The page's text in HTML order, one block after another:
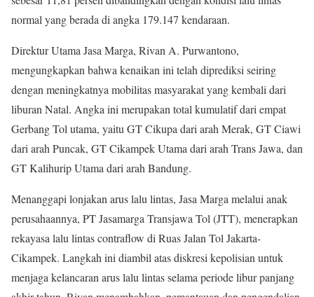
normal yang berada di angka 179.147 kendaraan.
Direktur Utama Jasa Marga, Rivan A. Purwantono,
mengungkapkan bahwa kenaikan ini telah diprediksi seiring
dengan meningkatnya mobilitas masyarakat yang kembali dari
liburan Natal. Angka ini merupakan total kumulatif dari empat
Gerbang Tol utama, yaitu GT Cikupa dari arah Merak, GT Ciawi
dari arah Puncak, GT Cikampek Utama dari arah Trans Jawa, dan
GT Kalihurip Utama dari arah Bandung.
Menanggapi lonjakan arus lalu lintas, Jasa Marga melalui anak
perusahaannya, PT Jasamarga Transjawa Tol (JTT), menerapkan
rekayasa lalu lintas contraflow di Ruas Jalan Tol Jakarta-
Cikampek. Langkah ini diambil atas diskresi kepolisian untuk
menjaga kelancaran arus lalu lintas selama periode libur panjang